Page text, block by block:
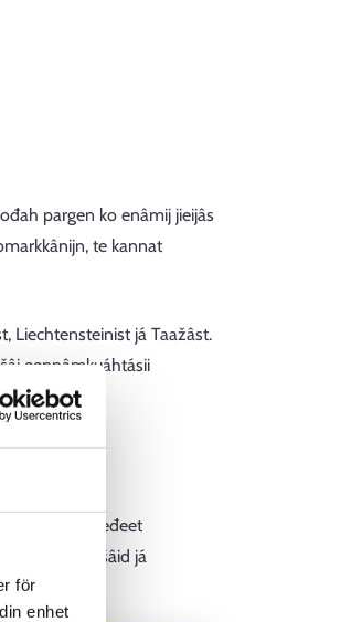
för
enhet
pargen ko enâmij jieijâs
te kannat
Liechtensteinist já Taažâst.
eennâmkuáhtásii
mon mieđeet
vátámušâid já